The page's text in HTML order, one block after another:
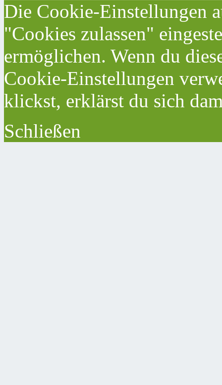
Die Cookie-Einstellungen
"Cookies zulassen"
ermöglichen. Wenn du
Cookie-Einstellungen
klickst, erklärst du sich
Schließen